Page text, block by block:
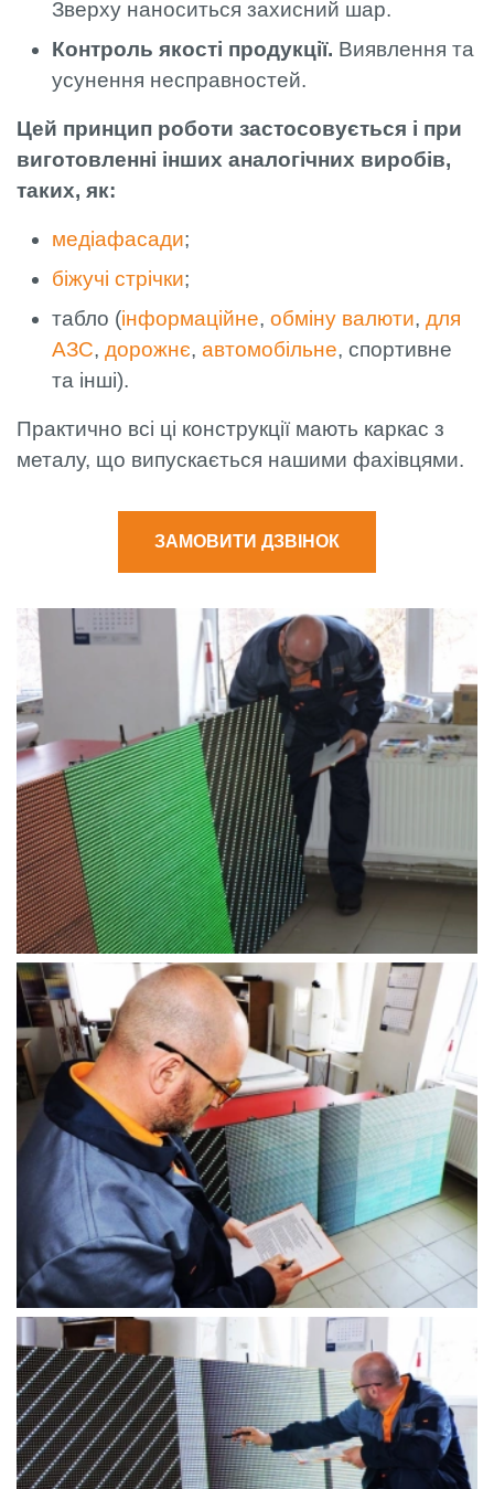
Зверху наноситься захисний шар.
Контроль якості продукції. Виявлення та
усунення несправностей.
Цей принцип роботи застосовується і при
виготовленні інших аналогічних виробів,
таких, як:
медіафасади;
біжучі стрічки;
табло (інформаційне, обміну валюти, для
АЗС, дорожнє, автомобільне, спортивне
та інші).
Практично всі ці конструкції мають каркас з
металу, що випускається нашими фахівцями.
ЗАМОВИТИ ДЗВІНОК